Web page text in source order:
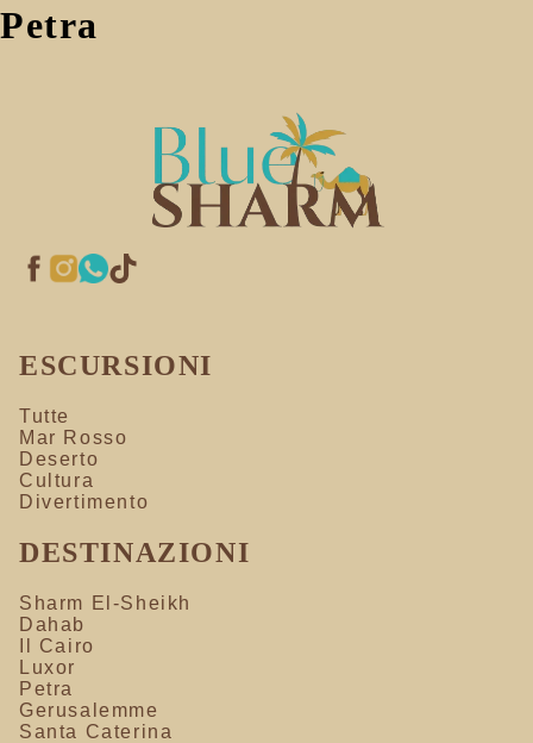
Petra
ESCURSIONI
Tutte
Mar Rosso
Deserto
Cultura
Divertimento
DESTINAZIONI
Sharm El-Sheikh
Dahab
Il Cairo
Luxor
Petra
Gerusalemme
Santa Caterina